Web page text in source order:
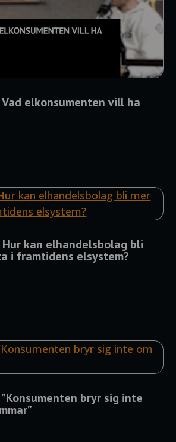
Vad elkonsumenten vill ha
Hur kan elhandelsbolag bli
i framtidens elsystem?
bryr sig inte